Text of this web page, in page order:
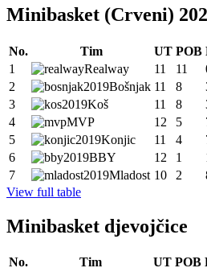
Minibasket (Crveni)
No. Tim UT POB
1
Realway 11 11
2
Bošnjak 11 8
3
Koš 11 8
4
MVP 12 5
5
Konjic 11 4
6
BBY 12 1
7
Mladost 10 2
View full table
Minibasket djevojčice
No. Tim UT POB